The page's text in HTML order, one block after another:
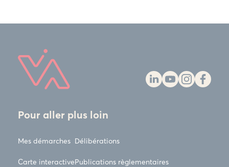
Pour aller plus loin
Mes démarches
Carte interactive
Délibérations
Publications règlementaires